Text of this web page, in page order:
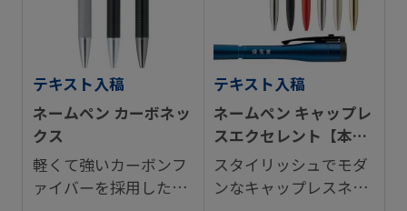
テキスト入稿
ネームペン カーボネッ
クス
軽くて強いカーボンフ
ァイバーを採用したネ
テキスト入稿
ネームペン キャップレ
スエクセレント【本体
名入れ】
スタイリッシュでモダ
ンなキャップレスネー